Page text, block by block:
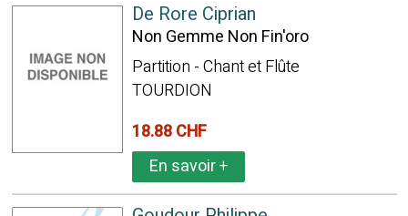
De Rore Ciprian
Non Gemme Non Fin'oro
Partition - Chant et Flûte
TOURDION
18.88 CHF
En savoir+